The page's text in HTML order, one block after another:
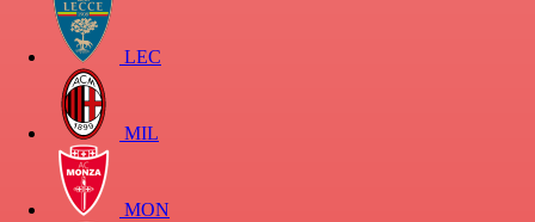
LEC
MIL
MON